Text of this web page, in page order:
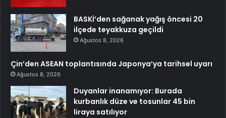
BASKİ’den sağanak yağış öncesi 20
ilçede teyakkuza geçildi
Ağustos 8, 2026
Çin’den ASEAN toplantısında Japonya’ya tarihsel uyarı
Ağustos 8, 2026
Duyanlar inanamıyor: Burada
kurbanlık düze ve tosunlar 45 bin
liraya satılıyor